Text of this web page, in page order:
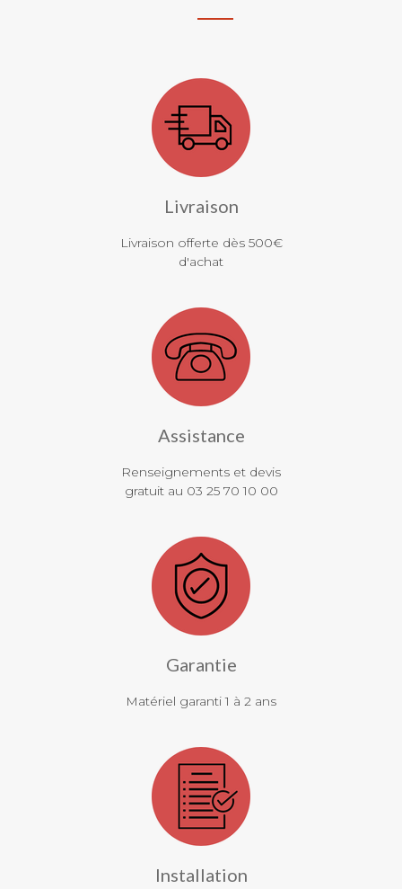
Livraison
Livraison offerte dès 500€
d'achat
Assistance
Renseignements et devis
gratuit au 03 25 70 10 00
Garantie
Matériel garanti 1 à 2 ans
Installation